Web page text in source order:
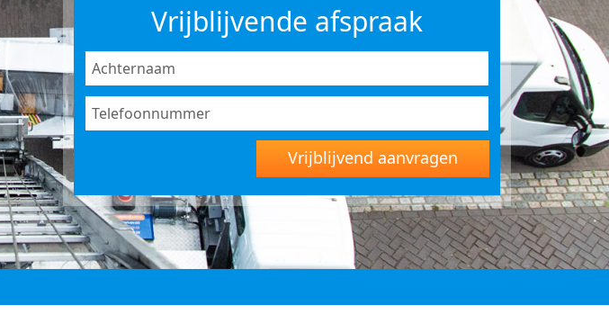
Vrijblijvende afspraak
Vrijblijvend aanvragen